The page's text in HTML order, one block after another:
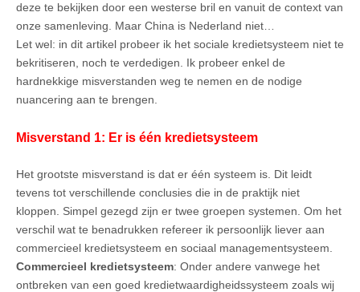
deze te bekijken door een westerse bril en vanuit de context van
onze samenleving. Maar China is Nederland niet…
Let wel: in dit artikel probeer ik het sociale kredietsysteem niet te
bekritiseren, noch te verdedigen. Ik probeer enkel de
hardnekkige misverstanden weg te nemen en de nodige
nuancering aan te brengen.
Misverstand 1: Er is één kredietsysteem
Het grootste misverstand is dat er één systeem is. Dit leidt
tevens tot verschillende conclusies die in de praktijk niet
kloppen. Simpel gezegd zijn er twee groepen systemen. Om het
verschil wat te benadrukken refereer ik persoonlijk liever aan
commercieel kredietsysteem en sociaal managementsysteem.
Commercieel kredietsysteem: Onder andere vanwege het
ontbreken van een goed kredietwaardigheidssysteem zoals wij